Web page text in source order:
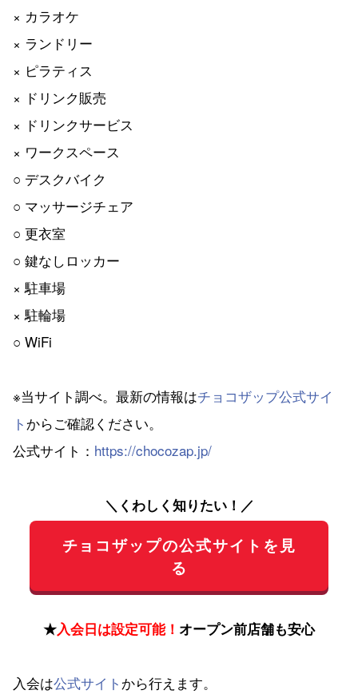
× カラオケ
× ランドリー
× ピラティス
× ドリンク販売
× ドリンクサービス
× ワークスペース
○ デスクバイク
○ マッサージチェア
○ 更衣室
○ 鍵なしロッカー
× 駐車場
× 駐輪場
○ WiFi
※当サイト調べ。最新の情報はチョコザップ公式サイ
ト からご確認ください。
公式サイト： https://chocozap.jp/
＼くわしく知りたい！／
チョコザップの公式サイトを見
る
★入会日は設定可能！ オープン前店舗も安心
入会は公式サイト から行えます。